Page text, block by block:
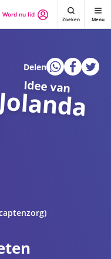
Word nu lid
Zoeken Menu
Delen
Idee van